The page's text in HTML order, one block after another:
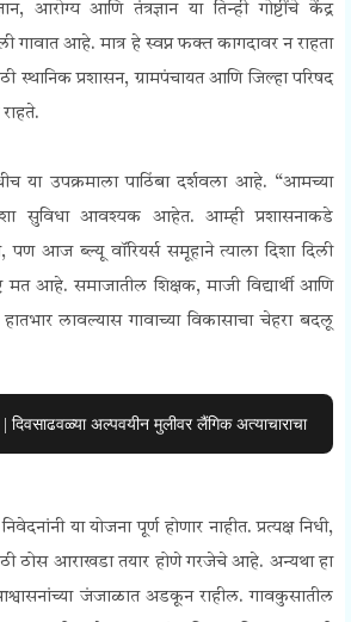
आरोग्य आणि तंत्रज्ञान या तिन्ही गोष्टींचे केंद्र
गावात आहे. मात्र हे स्वप्न फक्त कागदावर न राहता
स्थानिक प्रशासन, ग्रामपंचायत आणि जिल्हा परिषद
या उपक्रमाला पाठिंबा दर्शवला आहे. “आमच्या
अशा सुविधा आवश्यक आहेत. आम्ही प्रशासनाकडे
पण आज ब्ल्यू वॉरियर्स समूहाने त्याला दिशा दिली
मत आहे. समाजातील शिक्षक, माजी विद्यार्थी आणि
हातभार लावल्यास गावाच्या विकासाचा चेहरा बदलू
दिवसाढवळ्या अल्पवयीन मुलीवर लैंगिक अत्याचाराचा
या योजना पूर्ण होणार नाहीत. प्रत्यक्ष निधी,
ठोस आराखडा तयार होणे गरजेचे आहे. अन्यथा हा
जंजाळात अडकून राहील. गावकुसातील